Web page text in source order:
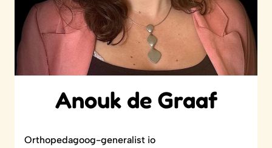
Anouk de Graaf
Orthopedagoog-generalist io